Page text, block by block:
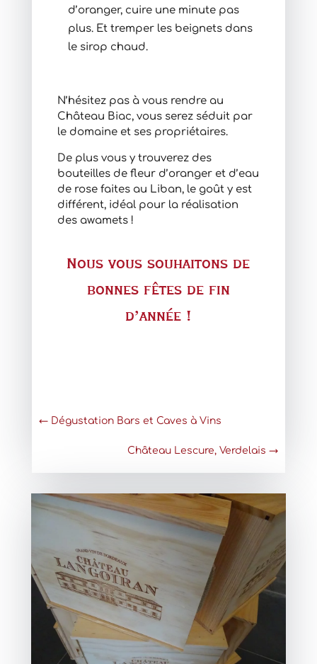
d’oranger, cuire une minute pas
plus. Et tremper les beignets dans
le sirop chaud.
N’hésitez pas à vous rendre au
Château Biac, vous serez séduit par
le domaine et ses propriétaires.
De plus vous y trouverez des
bouteilles de fleur d’oranger et d’eau
de rose faites au Liban, le goût y est
différent, idéal pour la réalisation
des awamets !
Nous vous souhaitons de
bonnes fêtes de fin
d’année !
← Dégustation Bars et Caves à Vins
Château Lescure, Verdelais →